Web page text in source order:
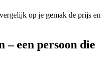
op je gemak de prijs en
een persoon die